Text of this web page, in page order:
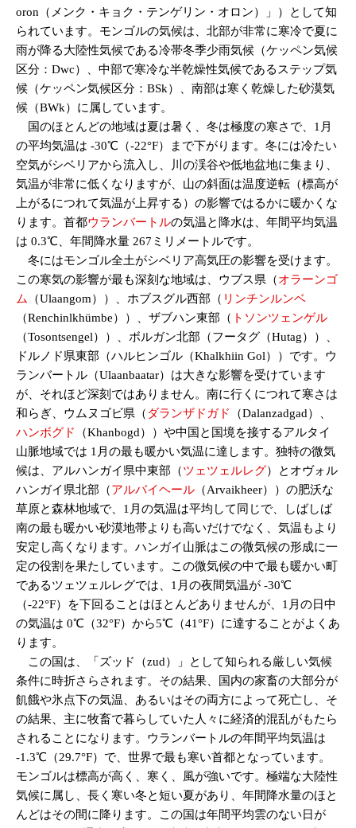
oron（メンク・キョク・テンゲリン・オロン）」）として知
られています。モンゴルの気候は、北部が非常に寒冷で夏に
雨が降る大陸性気候である冷帯冬季少雨気候（ケッペン気候
区分：Dwc）、中部で寒冷な半乾燥性気候であるステップ気
候（ケッペン気候区分：BSk）、南部は寒く乾燥した砂漠気
候（BWk）に属しています。
国のほとんどの地域は夏は暑く、冬は極度の寒さで、1月
の平均気温は -30℃（-22°F）まで下がります。冬には冷たい
空気がシベリアから流入し、川の渓谷や低地盆地に集まり、
気温が非常に低くなりますが、山の斜面は温度逆転（標高が
上がるにつれて気温が上昇する）の影響ではるかに暖かくな
ります。首都ウランバートルの気温と降水は、年間平均気温
は 0.3℃、年間降水量 267ミリメートルです。
冬にはモンゴル全土がシベリア高気圧の影響を受けます。
この寒気の影響が最も深刻な地域は、ウブス県（オラーンゴ
ム
（Ulaangom））、ホブスグル西部（ リンチンルンベ
（Renchinlkhümbe））、ザブハン東部（ トソンツェンゲル
（Tosontsengel））、ボルガン北部（フータグ（Hutag））、
ドルノド県東部（ハルヒンゴル（Khalkhiin Gol））です。ウ
ランバートル（Ulaanbaatar）は大きな影響を受けています
が、それほど深刻ではありません。南に行くにつれて寒さは
和らぎ、ウムヌゴビ県（ ダランザドガド
（Dalanzadgad）、
ハンボグド
（Khanbogd））や中国と国境を接するアルタイ
山脈地域では 1月の最も暖かい気温に達します。独特の微気
候は、アルハンガイ県中東部（ツェツェルレグ）とオヴォル
ハンガイ県北部（アルバイヘール （Arvaikheer））の肥沃な
草原と森林地域で、1月の気温は平均して同じで、しばしば
南の最も暖かい砂漠地帯よりも高いだけでなく、気温もより
安定し高くなります。ハンガイ山脈はこの微気候の形成に一
定の役割を果たしています。この微気候の中で最も暖かい町
であるツェツェルレグでは、1月の夜間気温が -30℃
（-22°F）を下回ることはほとんどありませんが、1月の日中
の気温は 0℃（32°F）から5℃（41°F）に達することがよくあ
ります。
この国は、「ズッド（zud）」として知られる厳しい気候
条件に時折さらされます。その結果、国内の家畜の大部分が
飢餓や氷点下の気温、あるいはその両方によって死亡し、そ
の結果、主に牧畜で暮らしていた人々に経済的混乱がもたら
されることになります。ウランバートルの年間平均気温は
-1.3℃（29.7°F）で、世界で最も寒い首都となっています。
モンゴルは標高が高く、寒く、風が強いです。極端な大陸性
気候に属し、長く寒い冬と短い夏があり、年間降水量のほと
んどはその間に降ります。この国は年間平均雲のない日が